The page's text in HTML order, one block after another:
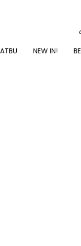
NEW IN!